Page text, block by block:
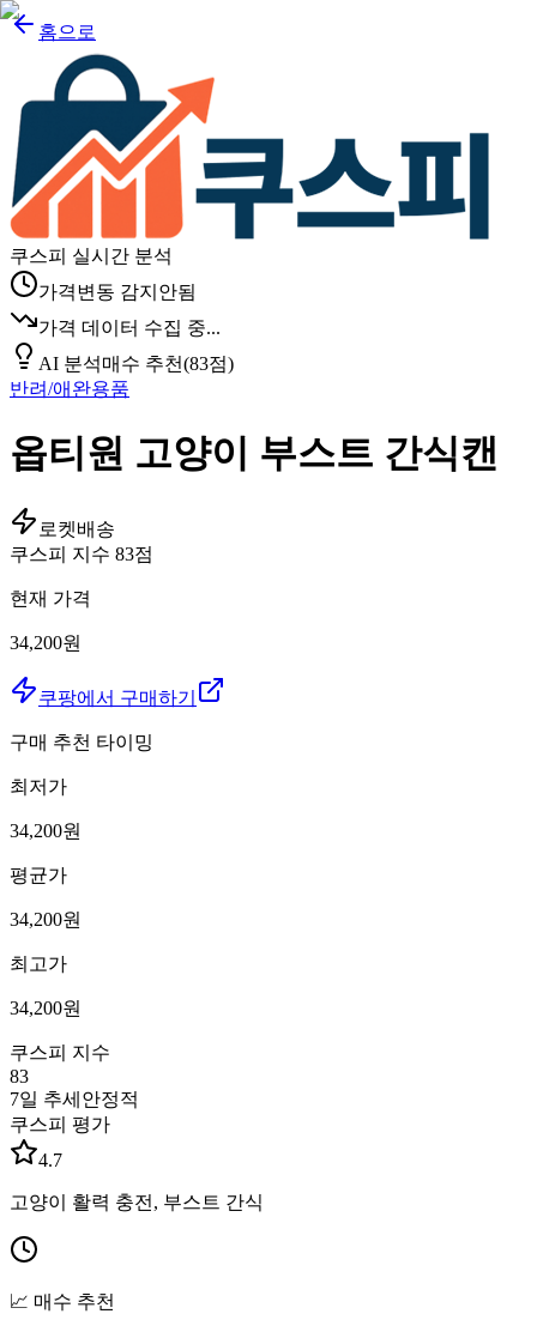
홈으로
쿠스피 실시간 분석
가격변동 감지안됨
가격 데이터 수집 중...
AI 분석매수 추천(83점)
반려/애완용품
옵티원 고양이 부스트 간식캔
로켓배송
쿠스피 지수 83점
현재 가격
34,200원
쿠팡에서 구매하기
구매 추천 타이밍
최저가
34,200원
평균가
34,200원
최고가
34,200원
쿠스피 지수
83
7일 추세 안정적
쿠스피 평가
4.7
고양이 활력 충전, 부스트 간식
📈 매수 추천